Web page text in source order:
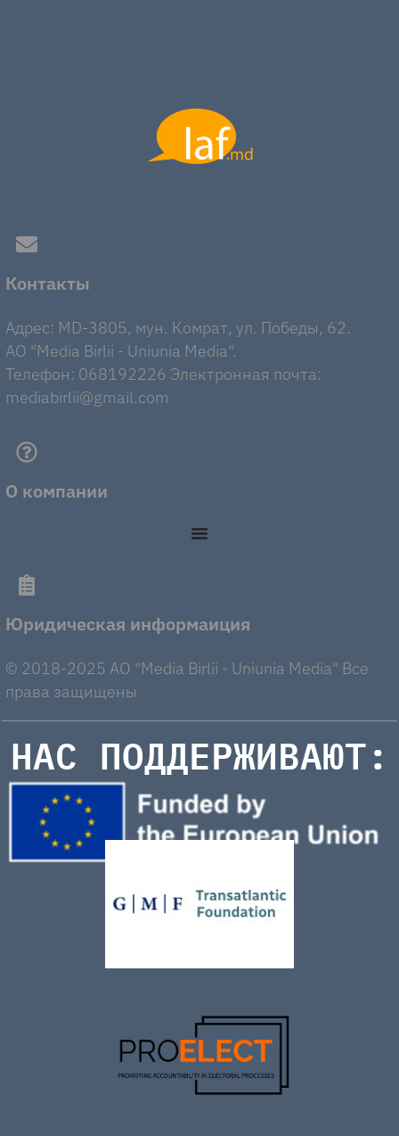
Контакты
Адрес: MD-3805, мун. Комрат, ул. Победы, 62.
AO "Media Birlii - Uniunia Media".
Телефон: 068192226 Электронная почта:
mediabirlii@gmail.com
О компании
Юридическая информаиция
© 2018-2025 AO "Media Birlii - Uniunia Media" Все
права защищены
НАС ПОДДЕРЖИВАЮТ: